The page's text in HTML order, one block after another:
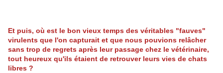
Et puis, où est le bon vieux temps des véritables "fauves"
virulents que l'on capturait et que nous pouvions relâcher
sans trop de regrets après leur passage chez le vétérinaire,
tout heureux qu'ils étaient de retrouver leurs vies de chats
libres ?